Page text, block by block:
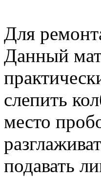
Для
Данный
слепить
место
подавать